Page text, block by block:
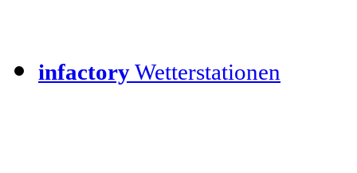
infactoryWetterstationen